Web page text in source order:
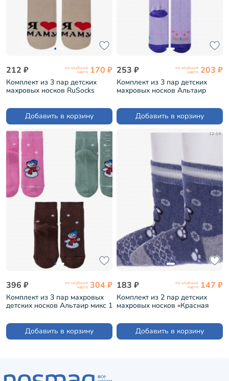
212 ₽ по клубной
карте 170 ₽
Комплект из 3 пар детских
махровых носков RuSocks
01, БЕЖЕВЫЕ (3-Д-111-01)
Добавить в корзину
253 ₽ по клубной
карте 203 ₽
Комплект из 3 пар детских
махровых носков Альтаир
Добавить в корзину
10
12
14
16
18
396 ₽ по клубной
карте 304 ₽
Комплект из 3 пар махровых
детских носков Альтаир микс 1
Добавить в корзину
12-14
183 ₽ по клубной
карте 147 ₽
Комплект из 2 пар детских
махровых носков «Красная
С-625Д)
Добавить в корзину